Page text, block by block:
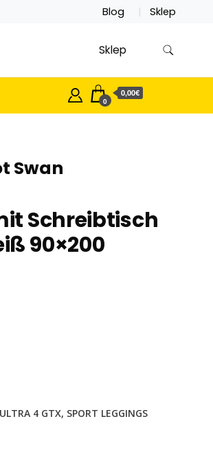
Blog Sklep
Sklep
0
0,00€
Swan
Schreibtisch
90×200
4 GTX, SPORT LEGGINGS